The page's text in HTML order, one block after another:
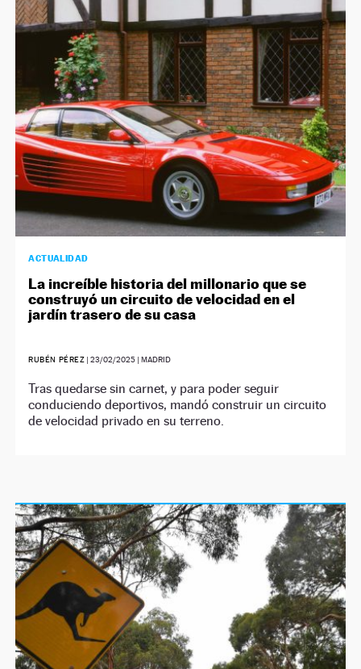
ACTUALIDAD
La increíble historia del millonario que se
construyó un circuito de velocidad en el
jardín trasero de su casa
RUBÉN PÉREZ |23/02/2025 | MADRID
Tras quedarse sin carnet, y para poder seguir
conduciendo deportivos, mandó construir un circuito
de velocidad privado en su terreno.